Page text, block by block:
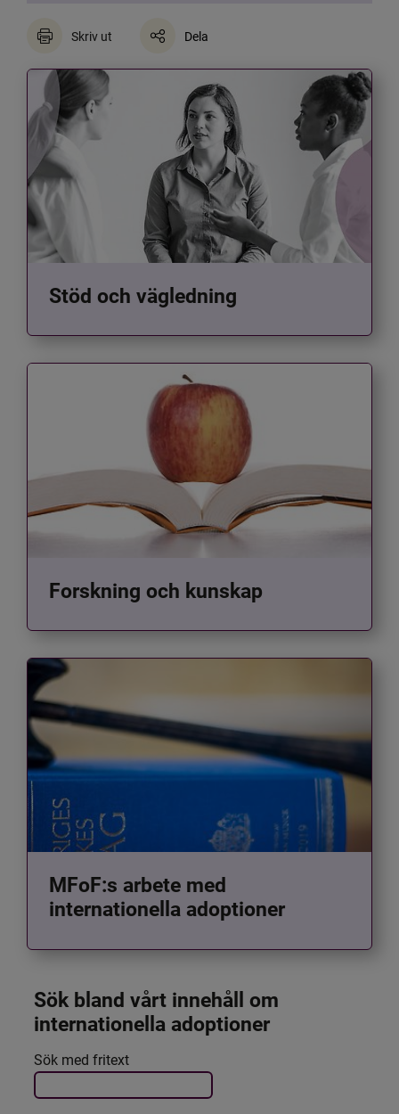
Skriv ut Dela
Stöd och vägledning
Forskning och kunskap
MFoF:s arbete med
internationella adoptioner
Sök bland vårt innehåll om
internationella adoptioner
Filtrera resultatet
Det här formuläret postas automatiskt
Sök med fritext